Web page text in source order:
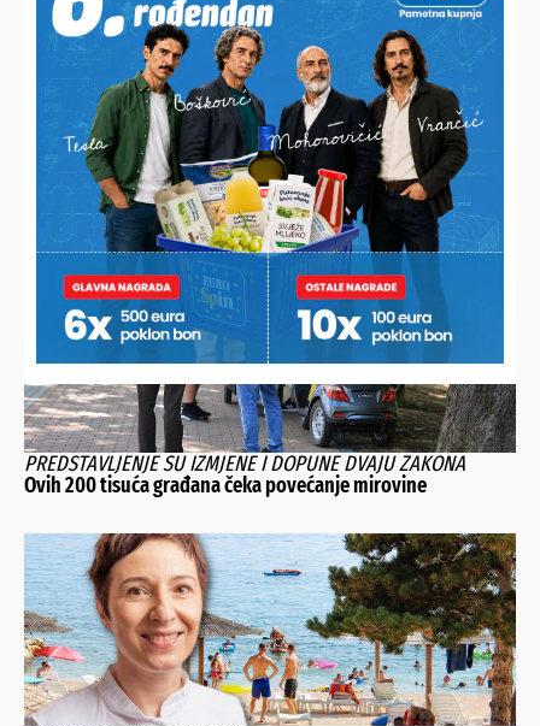
Javite nam se!
POŠALJI
Alternative:
NAJNOVIJE VIJESTI
PREDSTAVLJENJE SU IZMJENE I DOPUNE DVAJU ZAKONA
Ovih 200 tisuća građana čeka povećanje mirovine